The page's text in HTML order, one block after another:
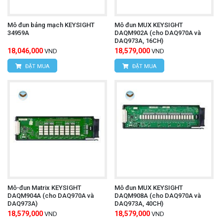
Phân tích chi tiết các hệ thống điện tử công suất
với nhiều điểm đo đồng bộ.
Các nghiên cứu và phát triển yêu cầu thu thập
Để mua đượcHioki 8861-50chính hãng hãy liên
hệ trực tiếp với chúng tôi:
HÙNG NGUYÊN
Mô đun bảng mạch KEYSIGHT
34959A
18,046,000 VND
ĐẶT MUA
Mô đun MUX KEYSIGHT
DAQM902A (cho DAQ970A và
DAQ973A, 16CH)
18,579,000 VND
ĐẶT MUA
Mô-đun Matrix KEYSIGHT
DAQM904A (cho DAQ970A và
DAQ973A)
18,579,000 VND
Mô đun MUX KEYSIGHT
DAQM908A (cho DAQ970A và
DAQ973A, 40CH)
18,579,000 VND